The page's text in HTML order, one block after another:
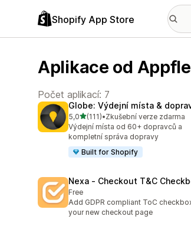
Shopify App Store
Aplikace od
Počet aplikací: 7
Globe: Výdejní místa &
5,0z 5 hvězd
(111)
Celkový počet recenzí: 111
•Zkušební verze zdarma
Výdejní místa od 60+ dopravců a
kompletní správa dopravy
Built for Shopify
Nexa ‑ Checkout T&C
Free
Add GDPR compliant ToC
your new checkout page